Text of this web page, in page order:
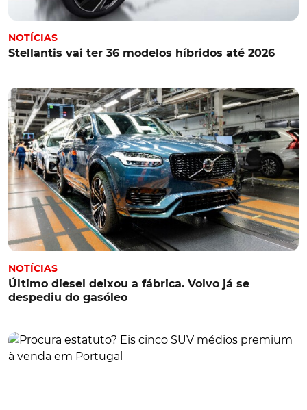
NOTÍCIAS
Stellantis vai ter 36 modelos híbridos até 2026
NOTÍCIAS
Último diesel deixou a fábrica. Volvo já se
despediu do gasóleo